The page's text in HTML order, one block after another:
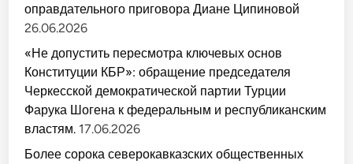
оправдательного приговора Диане Ципиновой
26.06.2026
«Не допустить пересмотра ключевых основ
Конституции КБР»: обращение председателя
Черкесской демократической партии Турции
Фарука Шогена к федеральным и республиканским
властям. 17.06.2026
Более сорока северокавказских общественных